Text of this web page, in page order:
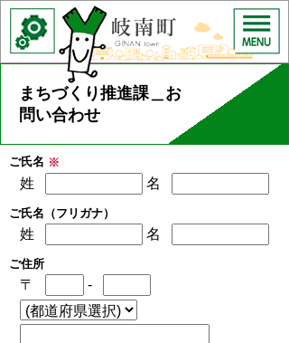
まちづくり推進課＿お
問い合わせ
ご氏名 ※
姓 名
ご氏名（フリガナ）
姓 名
ご住所
〒 -